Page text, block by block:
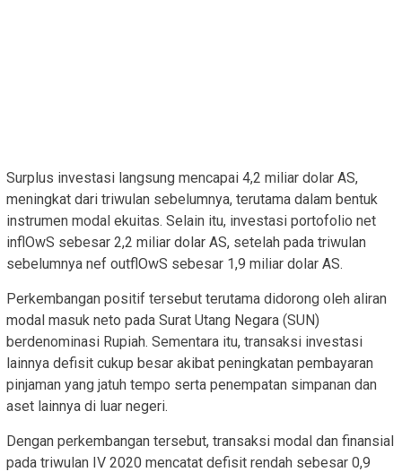
Surplus investasi langsung mencapai 4,2 miliar dolar AS,
meningkat dari triwulan sebelumnya, terutama dalam bentuk
instrumen modal ekuitas. Selain itu, investasi portofolio net
inflOwS sebesar 2,2 miliar dolar AS, setelah pada triwulan
sebelumnya nef outflOwS sebesar 1,9 miliar dolar AS.
Perkembangan positif tersebut terutama didorong oleh aliran
modal masuk neto pada Surat Utang Negara (SUN)
berdenominasi Rupiah. Sementara itu, transaksi investasi
lainnya defisit cukup besar akibat peningkatan pembayaran
pinjaman yang jatuh tempo serta penempatan simpanan dan
aset lainnya di luar negeri.
Dengan perkembangan tersebut, transaksi modal dan finansial
pada triwulan IV 2020 mencatat defisit rendah sebesar 0,9